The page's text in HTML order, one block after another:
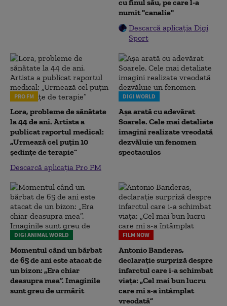
cu finul său, pe care l-a
numit "canalie"
Descarcă aplicația Digi
Sport
PRO FM
Lora, probleme de sănătate
la 44 de ani. Artista a
publicat raportul medical:
„Urmează cel puțin 10
ședințe de terapie”
Descarcă aplicația Pro FM
DIGI WORLD
Așa arată cu adevărat
Soarele. Cele mai detaliate
imagini realizate vreodată
dezvăluie un fenomen
spectaculos
DIGI ANIMAL WORLD
Momentul când un bărbat
de 65 de ani este atacat de
un bizon: „Era chiar
deasupra mea”. Imaginile
sunt greu de urmărit
FILM NOW
Antonio Banderas,
declarație surpriză despre
infarctul care i-a schimbat
viața: „Cel mai bun lucru
care mi s-a întâmplat
vreodată”